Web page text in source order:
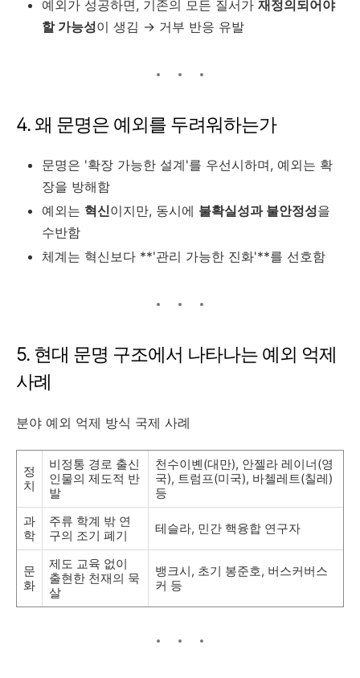
예외가 성공하면, 기존의 모든 질서가 재정의되어야
할 가능성이 생김 → 거부 반응 유발
4. 왜 문명은 예외를 두려워하는가
문명은 '확장 가능한 설계'를 우선시하며, 예외는 확
장을 방해함
예외는 혁신이지만, 동시에 불확실성과 불안정성을
수반함
체계는 혁신보다 **'관리 가능한 진화'**를 선호함
5. 현대 문명 구조에서 나타나는 예외 억제
사례
분야 예외 억제 방식 국제 사례
정
치
비정통 경로 출신
인물의 제도적 반
발
천수이볜(대만), 안젤라 레이너(영
국), 트럼프(미국), 바첼레트(칠레)
등
과
학
주류 학계 밖 연
구의 조기 폐기
테슬라, 민간 핵융합 연구자
문
화
제도 교육 없이
출현한 천재의 묵
살
뱅크시, 초기 봉준호, 버스커버스
커 등